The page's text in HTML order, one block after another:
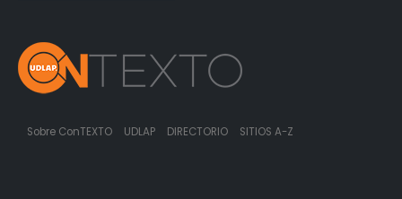
Sobre ConTEXTO UDLAP DIRECTORIO SITIOS A-Z